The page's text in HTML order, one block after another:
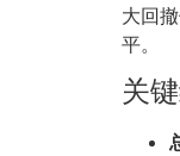
大回
平。
关